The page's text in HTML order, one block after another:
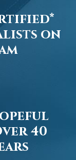
on
40